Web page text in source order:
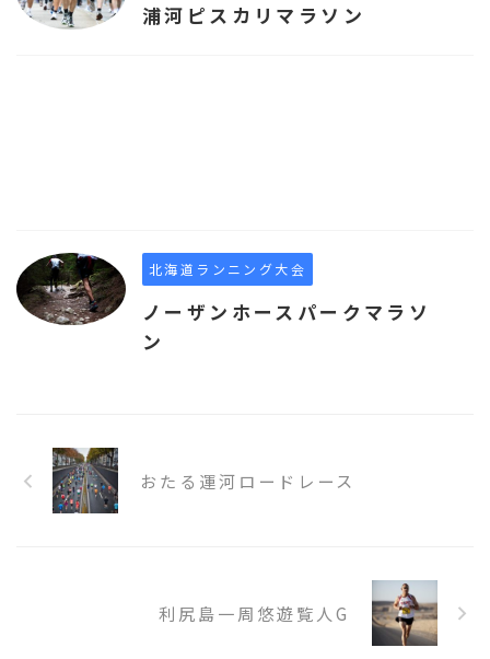
浦河ピスカリマラソン
北海道ランニング大会
ノーザンホースパークマラソ
ン
おたる運河ロードレース
利尻島一周悠遊覧人G